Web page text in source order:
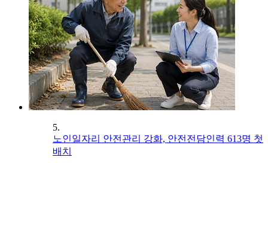
5.
노인일자리 안전관리 강화, 안전전담인력 613명 첫
배치